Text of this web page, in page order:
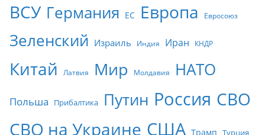
ВСУ Германия ЕС Европа Евросоюз
Зеленский Израиль Индия Иран КНДР
Китай Латвия Мир Молдавия НАТО
Польша Прибалтика Путин Россия СВО
СВО на Украине США Трамп Турция